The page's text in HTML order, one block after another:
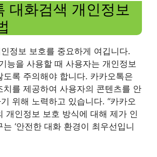
대화검색 개인정보
정보 보호를 중요하게 여깁니다.
능을 사용할 때 사용자는 개인정보
도록 주의해야 합니다. 카카오톡은
치를 제공하여 사용자의 콘텐츠를 안
위해 노력하고 있습니다. “카카오
개인정보 보호 방식에 대해 제가 인
‘안전한 대화 환경이 최우선입니